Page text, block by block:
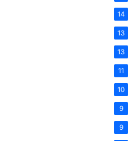
14
13
13
11
10
9
9